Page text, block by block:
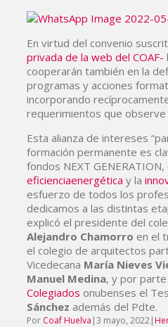
En virtud del convenio
privada de la web del COAF-
cooperarán también en la
programas y acciones
incorporando
requerimientos que observe
Esta alianza de intereses
formación permanente es
fondos NEXT
eficienciaenergética y la
esfuerzo de todos los
dedicamos a las distintas
explicó el presidente del
Alejandro Chamorro en el
el colegio de arquitectos
Vicedecana María Nieves
Manuel Medina, y por
Colegiados onubenses el
Sánchez además del Pdte.
Por Coaf Huelva |3 mayo, 2022|